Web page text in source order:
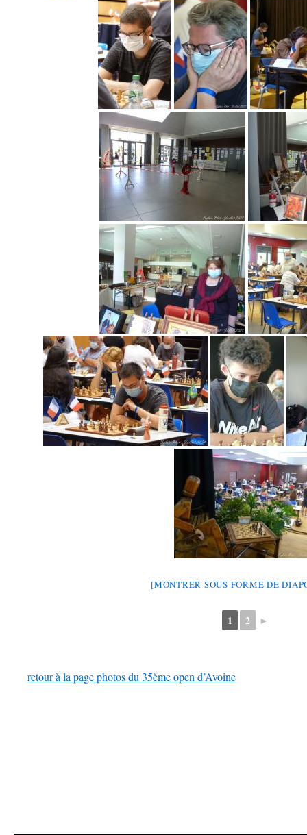
[MONTRER SOUS FORME DE
1 2 ►
retour à la page photos du 35ème open d’Avoine